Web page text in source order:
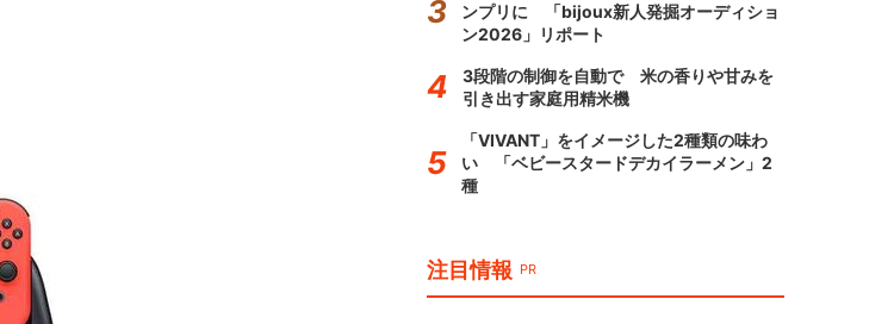
ンプリに 「bijoux新人発掘オーディショ
ン2026」リポート
3段階の制御を自動で 米の香りや甘みを
引き出す家庭用精米機
「VIVANT」をイメージした2種類の味わ
い 「ベビースタードデカイラーメン」2
種
注目情報 PR